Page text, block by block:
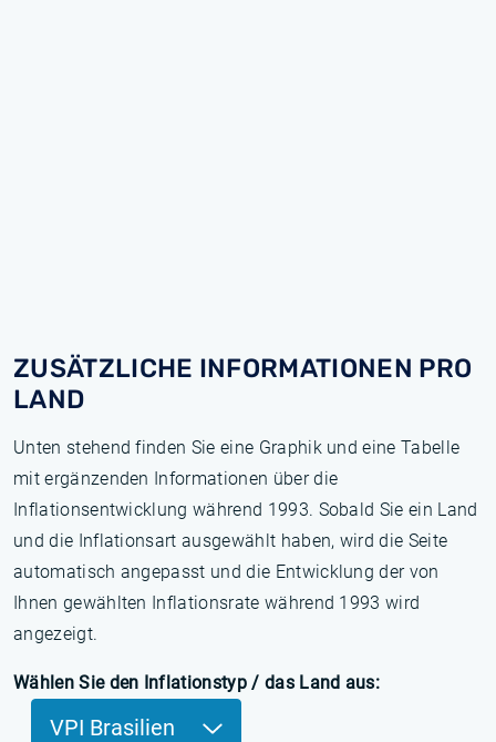
ZUSÄTZLICHE INFORMATIONEN PRO
LAND
Unten stehend finden Sie eine Graphik und eine Tabelle
mit ergänzenden Informationen über die
Inflationsentwicklung während 1993. Sobald Sie ein Land
und die Inflationsart ausgewählt haben, wird die Seite
automatisch angepasst und die Entwicklung der von
Ihnen gewählten Inflationsrate während 1993 wird
angezeigt.
Wählen Sie den Inflationstyp / das Land aus:
VPI Brasilien